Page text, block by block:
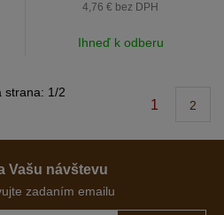
4,76 € bez DPH
Ihneď k odberu
1 2
strana: 1/2
Vašu návštevu
zadaním emailu